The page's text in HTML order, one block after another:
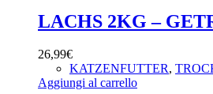
LACHS 2KG –
26,99€
KATZENFUTTER,
Aggiungi al carrello